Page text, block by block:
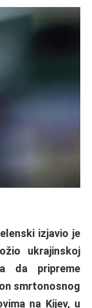
izjavio je
ukrajinskoj
da pripreme
smrtonosnog
na Kijev, u